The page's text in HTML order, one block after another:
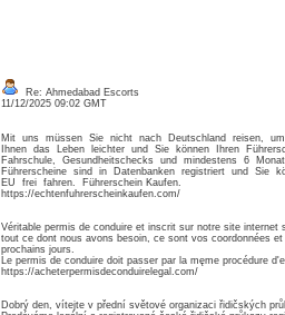
Re: Ahmedabad Escorts
11/12/2025 09:02 GMT
Mit uns müssen Sie nicht nach Deutschland reisen,
Ihnen das Leben leichter und Sie können Ihren
Fahrschule, Gesundheitschecks und mindestens 6
Führerscheine sind in Datenbanken registriert und Sie
EU frei fahren. Führerschein Kaufen.
https://echtenfuhrerscheinkaufen.com/
Véritable permis de conduire et inscrit sur notre site
tout ce dont nous avons besoin, ce sont vos coordonnées
prochains jours.
Le permis de conduire doit passer par la męme procédure
https://acheterpermisdeconduirelegal.com/
Dobrý den, vítejte v přední světové organizaci řidičských